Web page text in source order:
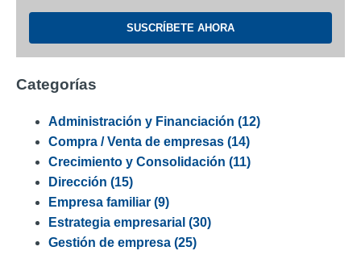
Categorías
Administración y Financiación (12)
Compra / Venta de empresas (14)
Crecimiento y Consolidación (11)
Dirección (15)
Empresa familiar (9)
Estrategia empresarial (30)
Gestión de empresa (25)